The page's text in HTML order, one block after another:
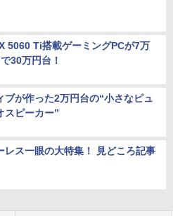
5060 Ti搭載ゲーミングPCが7万
30万円台！
ブが作った2万円台の“小さなピュ
スピーカー”
レス一眼の大特集！ 見どころ記事